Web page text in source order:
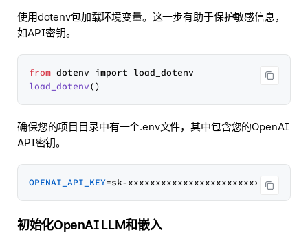
使用dotenv包加载环境变量。这一步有助于保护敏感信息，
如API密钥。
from
load_dotenv
确保您的项目目录中有一个.env文件，其中包含您的OpenAI
API密钥。
OPENAI_API_KEY
初始化OpenAI LLM和嵌入